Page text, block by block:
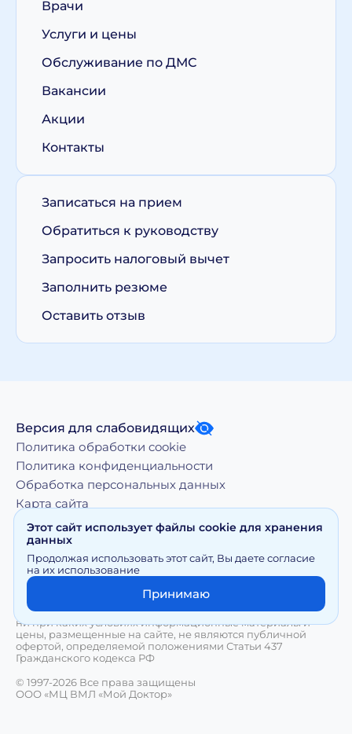
Врачи
Услуги и цены
Обслуживание по ДМС
Вакансии
Акции
Контакты
Записаться на прием
Обратиться к руководству
Запросить налоговый вычет
Заполнить резюме
Оставить отзыв
Версия для слабовидящих
Политика обработки cookie
Политика конфиденциальности
Обработка персональных данных
Карта сайта
использование материалов, размещенных на moy-
doktor.org возможно только с письменного разрешения
Правообладателя
Сайт носит исключительно информационный характер и
ни при каких условиях информационные материалы и
цены, размещенные на сайте, не являются публичной
офертой, определяемой положениями Статьи 437
Гражданского кодекса РФ
© 1997-2026 Все права защищены
ООО «МЦ ВМЛ «Мой Доктор»
Этот сайт использует файлы cookie для хранения
данных
Продолжая использовать этот сайт, Вы даете согласие
на их использование
Принимаю